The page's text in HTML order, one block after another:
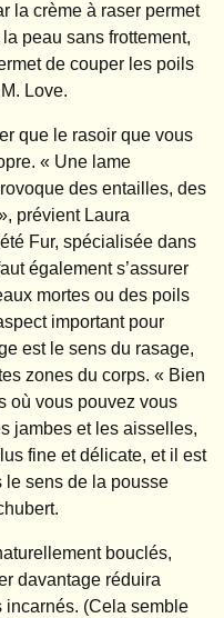
la crème à raser permet
peau sans frottement,
de couper les poils
Love.
que le rasoir que vous
« Une lame
des entailles, des
prévient Laura
Fur, spécialisée dans
également s’assurer
mortes ou des poils
important pour
est le sens du rasage,
zones du corps. « Bien
où vous pouvez vous
jambes et les aisselles,
fine et délicate, et il est
le sens de la pousse
bouclés,
davantage réduira
incarnés. (Cela semble